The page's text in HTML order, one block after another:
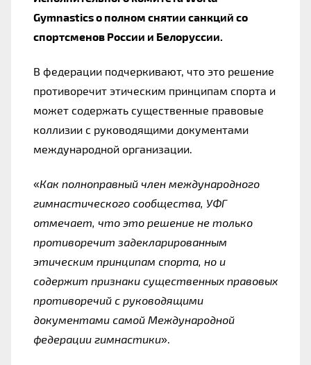
Gymnastics о полном снятии санкций со
спортсменов России и Белоруссии.
В федерации подчеркивают, что это решение
противоречит этическим принципам спорта и
может содержать существенные правовые
коллизии с руководящими документами
международной организации.
«Как полноправный член международного
гимнастического сообщества, УФГ
отмечает, что это решение не только
противоречит задекларированным
этическим принципам спорта, но и
содержит признаки существенных правовых
противоречий с руководящими
документами самой Международной
федерации гимнастики».